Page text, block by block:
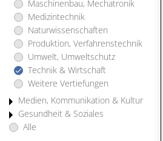
Maschinenbau, Mechatronik
Medizintechnik
Naturwissenschaften
Produktion, Verfahrenstechnik
Umwelt, Umweltschutz
Technik & Wirtschaft
Weitere Vertiefungen
Medien, Kommunikation & Kultur
Gesundheit & Soziales
Alle